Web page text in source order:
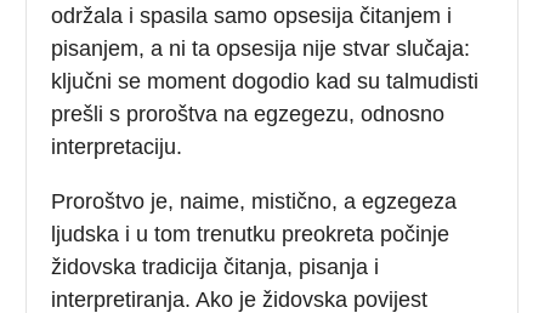
održala i spasila samo opsesija čitanjem i
pisanjem, a ni ta opsesija nije stvar slučaja:
ključni se moment dogodio kad su talmudisti
prešli s proroštva na egzegezu, odnosno
interpretaciju.
Proroštvo je, naime, mistično, a egzegeza
ljudska i u tom trenutku preokreta počinje
židovska tradicija čitanja, pisanja i
interpretiranja. Ako je židovska povijest